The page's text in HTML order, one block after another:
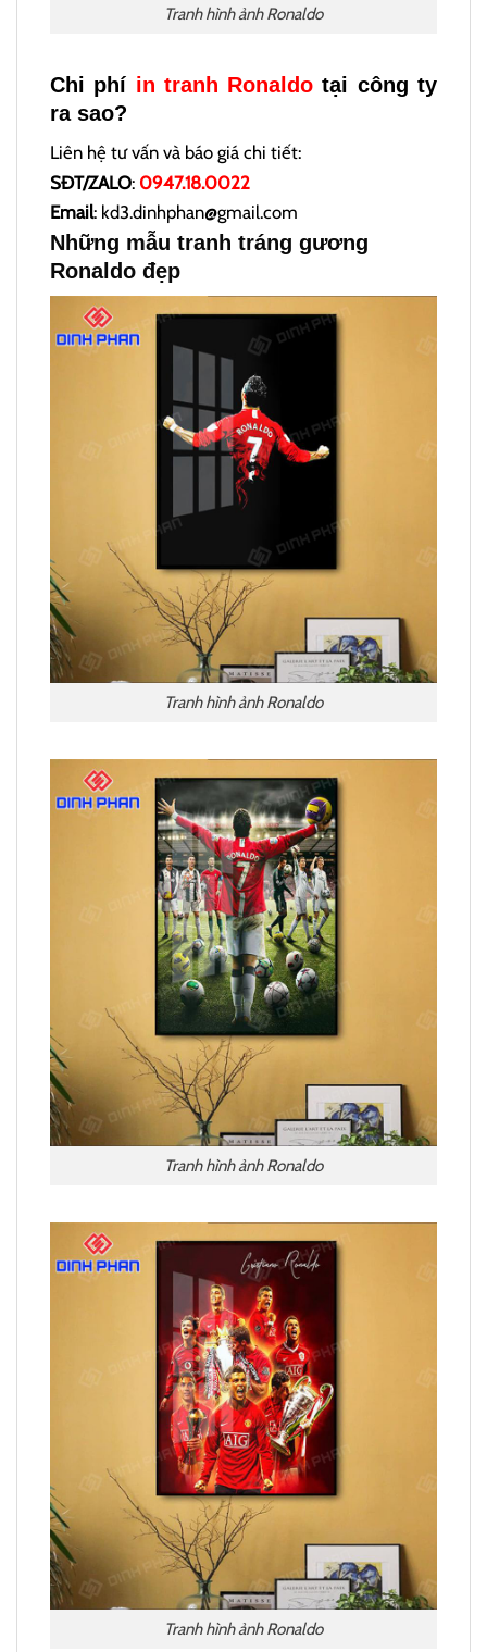
Tranh hình ảnh Ronaldo
Chi phí in tranh Ronaldo tại công ty
ra sao?
Liên hệ tư vấn và báo giá chi tiết:
SĐT/ZALO: 0947.18.0022
Email: kd3.dinhphan@gmail.com
Những mẫu tranh tráng gương
Ronaldo đẹp
Tranh hình ảnh Ronaldo
Tranh hình ảnh Ronaldo
Tranh hình ảnh Ronaldo